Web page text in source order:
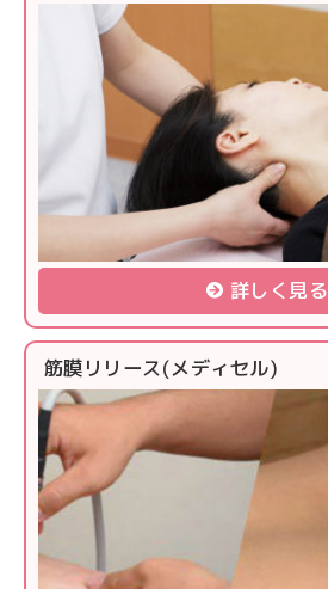
詳しく見る
筋膜リリース(メディセル)